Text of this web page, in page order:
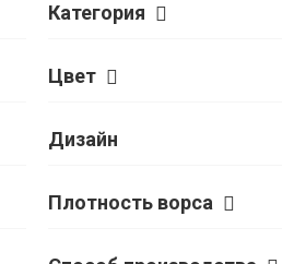
Категория
Цвет
Дизайн
Плотность ворса